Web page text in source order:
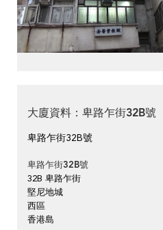
大廈資料：卑路乍街32B號
卑路乍街32B號
卑路乍街32B號
32B 卑路乍街
堅尼地城
西區
香港島